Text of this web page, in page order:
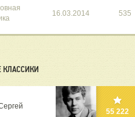
16.03.2014 535
КЛАССИКИ
55 222